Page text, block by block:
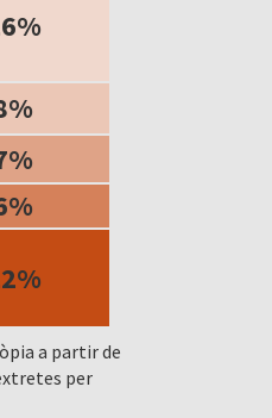
a partir de
per